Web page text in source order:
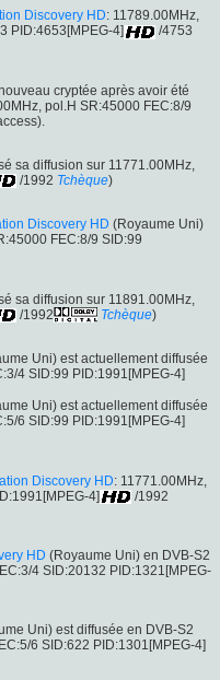
Discovery HD: 11789.00MHz,
PID:4653[MPEG-4]
/4753
cryptée après avoir été
pol.H SR:45000 FEC:8/9
sa diffusion sur 11771.00MHz,
/1992 Tchèque)
Discovery HD (Royaume Uni)
FEC:8/9 SID:99
sa diffusion sur 11891.00MHz,
/1992 Tchèque)
Uni) est actuellement diffusée
4 SID:99 PID:1991[MPEG-4]
Uni) est actuellement diffusée
6 SID:99 PID:1991[MPEG-4]
Discovery HD: 11771.00MHz,
4]
/1992
HD (Royaume Uni) en DVB-S2
4 SID:20132 PID:1321[MPEG-
Uni) est diffusée en DVB-S2
6 SID:622 PID:1301[MPEG-4]